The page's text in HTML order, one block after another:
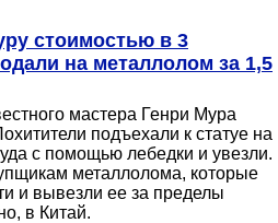
стоимостью в 3
на металлолом за 1,5
мастера Генри Мура
подъехали к статуе на
с помощью лебедки и увезли.
металлолома, которые
и вывезли ее за пределы
в Китай.